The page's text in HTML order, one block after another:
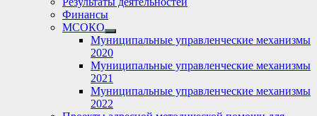
menu
Финансы
МСОКО
Show
sub
menu
Муниципальные управленческие механизмы
2020
Муниципальные управленческие механизмы
2021
Муниципальные управленческие механизмы
2022